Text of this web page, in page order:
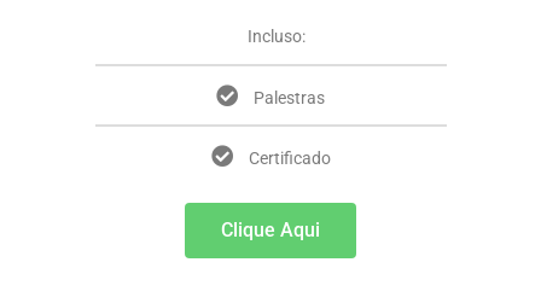
Incluso:
Palestras
Certificado
Clique Aqui